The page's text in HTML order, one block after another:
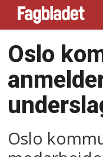
Oslo
Oslo